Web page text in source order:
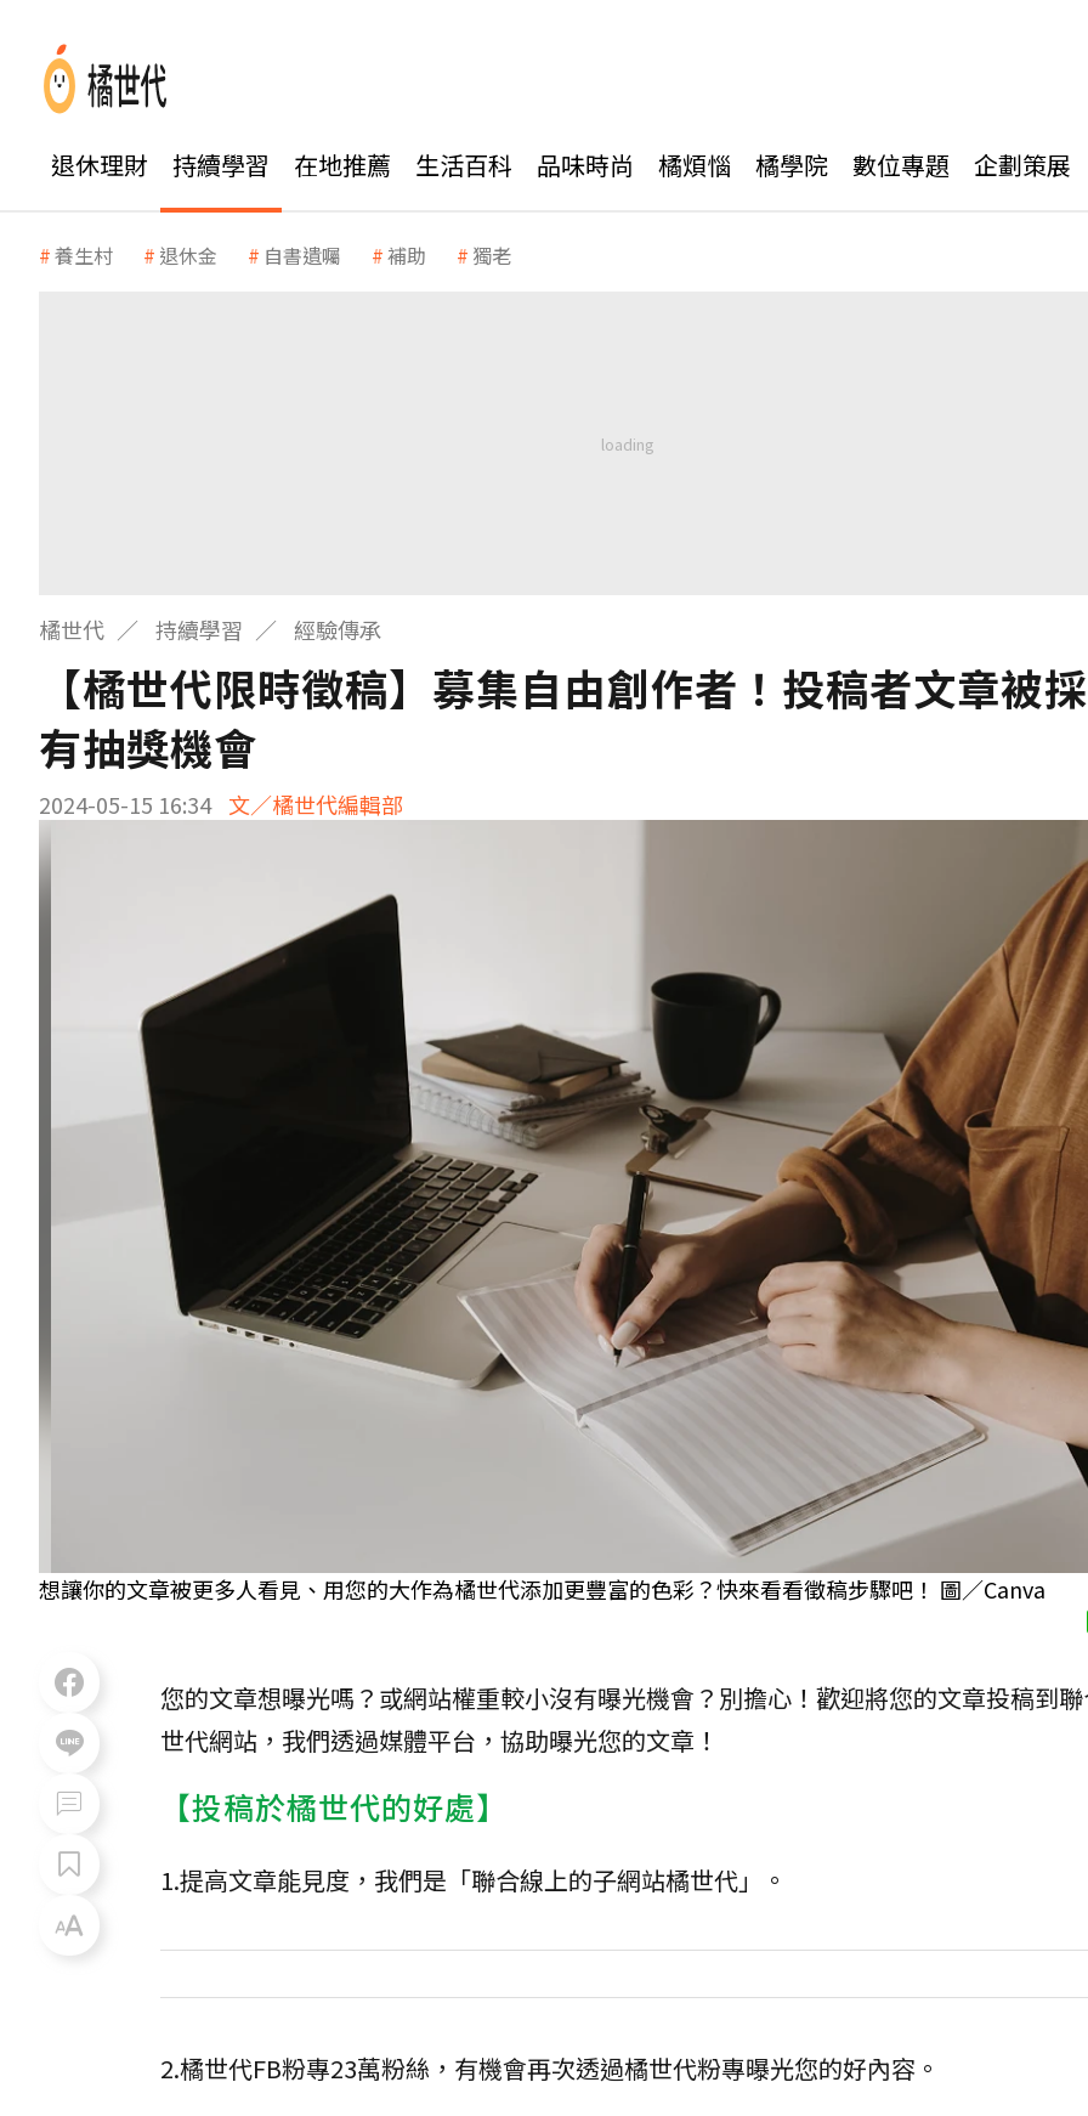
退休理財 持續學習 在地推薦 生活百科 品味時尚 橘煩惱 橘學院 數位專題 企劃策展
養生村 退休金 自書遺囑 補助 獨老
橘世代 持續學習 經驗傳承
【橘世代限時徵稿】募集自由創作者！投稿者文章被
有抽獎機會
2024-05-15 16:34 文／橘世代編輯部
想讓你的文章被更多人看見、用您的大作為橘世代添加更豐富的色彩？快來看看徵稿步驟吧！ 圖／Canva
您的文章想曝光嗎？或網站權重較小沒有曝光機會？別擔心！歡迎將您的文章投稿到
世代網站，我們透過媒體平台，協助曝光您的文章！
【投稿於橘世代的好處】
1.提高文章能見度，我們是「聯合線上的子網站橘世代」。
2.橘世代FB粉專23萬粉絲，有機會再次透過橘世代粉專曝光您的好內容。